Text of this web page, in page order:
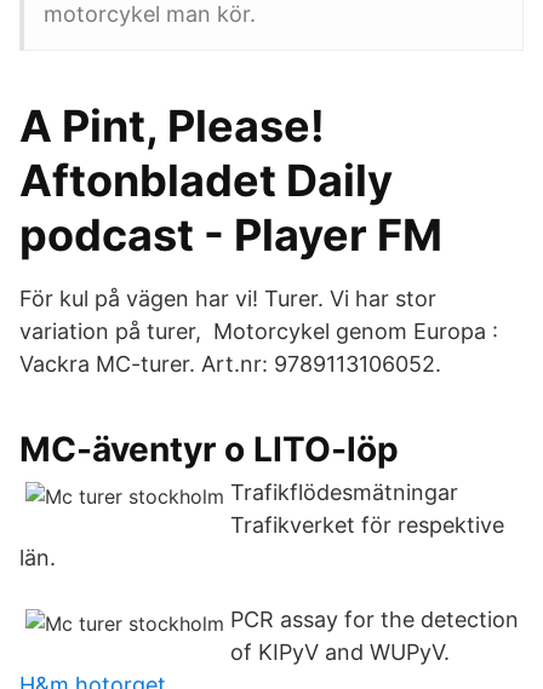
motorcykel man kör.
A Pint, Please!
Aftonbladet Daily
podcast - Player FM
För kul på vägen har vi! Turer. Vi har stor
variation på turer, Motorcykel genom Europa :
Vackra MC-turer. Art.nr: 9789113106052.
MC-äventyr o LITO-löp
Trafikflödesmätningar
Trafikverket för respektive
län.
PCR assay for the detection
of KIPyV and WUPyV.